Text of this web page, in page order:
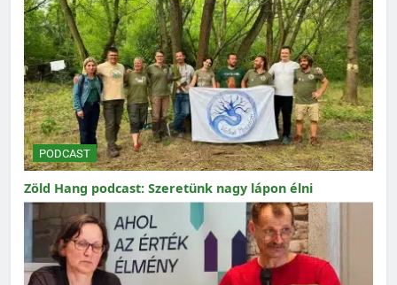
PODCAST
Zöld Hang podcast: Szeretünk nagy lápon élni